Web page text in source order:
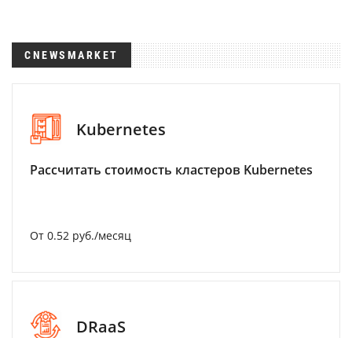
CNEWSMARKET
Kubernetes
Рассчитать стоимость кластеров Kubernetes
От 0.52 руб./месяц
DRaaS